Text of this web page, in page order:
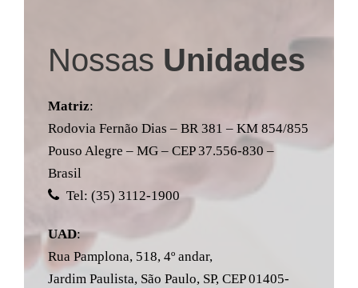
Nossas Unidades
Matriz:
Rodovia Fernão Dias – BR 381 – KM 854/855
Pouso Alegre – MG – CEP 37.556-830 –
Brasil
Tel: (35) 3112-1900
UAD:
Rua Pamplona, 518, 4º andar,
Jardim Paulista, São Paulo, SP, CEP 01405-